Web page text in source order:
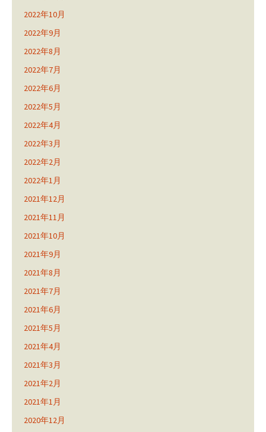
2022年10月
2022年9月
2022年8月
2022年7月
2022年6月
2022年5月
2022年4月
2022年3月
2022年2月
2022年1月
2021年12月
2021年11月
2021年10月
2021年9月
2021年8月
2021年7月
2021年6月
2021年5月
2021年4月
2021年3月
2021年2月
2021年1月
2020年12月